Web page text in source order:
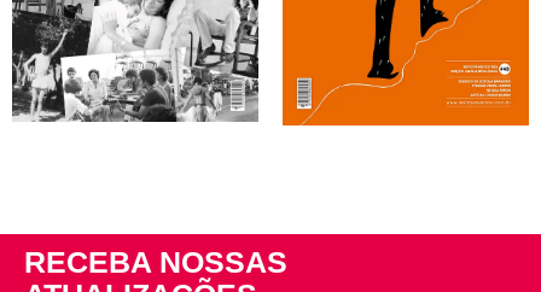
RECEBA NOSSAS